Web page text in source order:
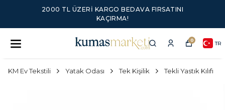
2000 TL ÜZERI KARGO BEDAVA FIRSATINI
KAÇIRMA!
0 TR
KM Ev Tekstili Yatak Odası Tek Kişilik Tekli Yastık Kılıfı